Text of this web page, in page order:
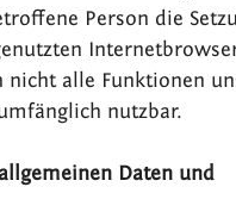
Person die
nicht alle Funktionen
nutzbar.
Daten und